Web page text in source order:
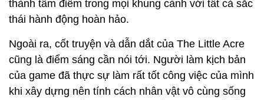
thành tâm điểm trong mọi khung cảnh với tất cả sắc
thái hành động hoàn hảo.
Ngoài ra, cốt truyện và dẫn dắt của The Little Acre
cũng là điểm sáng cần nói tới. Người làm kịch bản
của game đã thực sự làm rất tốt công việc của mình
khi xây dựng nên tính cách nhân vật vô cùng sống